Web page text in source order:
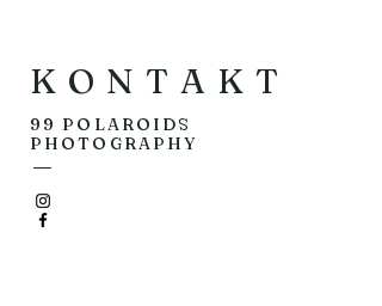
KONTAKT
99 POLAROIDS
PHOTOGRAPHY